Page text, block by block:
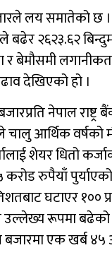
लय समातेको छ
२६२३.६२
र बेमौसमी
देखिएको हो ।
नेपाल
आर्थिक वर्षको
शेयर धितो
करोड रुपैयाँ
घटाएर १००
उल्लेख्य रूपमा बढेको
एक खर्ब